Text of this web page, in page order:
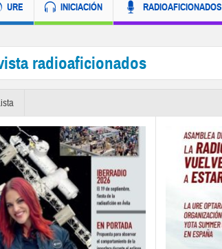
URE INICIACIÓN RADIOAFICIONADOS
radioaficionados